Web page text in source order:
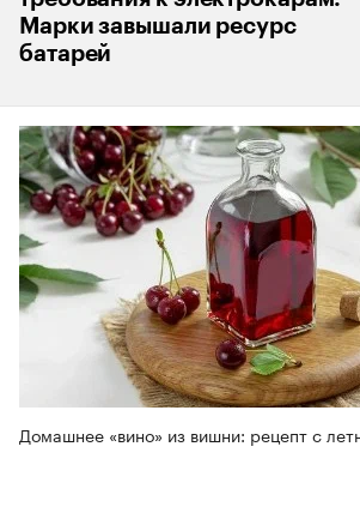
Марки завышали ресурс
батарей
Домашнее «вино» из вишни: рецепт с